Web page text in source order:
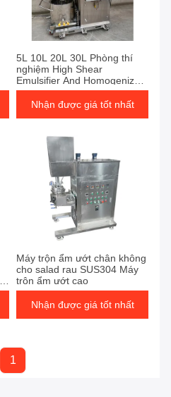
5L 10L 20L 30L Phòng thí
nghiệm High Shear
Emulsifier And Homogenizer
Homogeneous
Nhận được giá tốt nhất
Máy trộn ẩm ướt chân không
cho salad rau SUS304 Máy
trộn ẩm ướt cao
Nhận được giá tốt nhất
1